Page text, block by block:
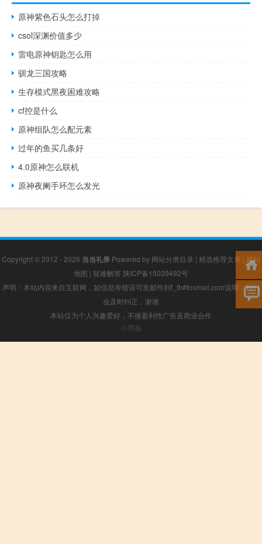
原神紫色石头怎么打掉
csol深渊价值多少
雷电原神钥匙怎么用
驯龙三国攻略
生存模式黑夜困难攻略
cf控是什么
原神组队怎么配元素
过年的鱼买几条好
4.0原神怎么联机
原神夜阑手环怎么发光
Copyright © 2012 - 2026 当当礼券 Powered by 网站分类目录 | 精选推荐文章 | 网站
地图 | 疑难解答 陕ICP备15039492号
声明：本站内容来自互联网，如信息有错误可发邮件到f_fb#foxmail.com说明，我们
会及时纠正，谢谢
本站仅为个人兴趣爱好，不接盈利性广告及商业合作
小男孩